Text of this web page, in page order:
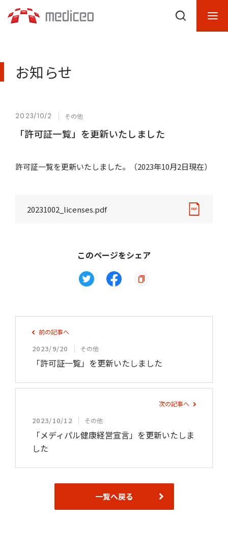
お知らせ
2023/10/2 その他
「許可証一覧」を更新いたしました
許可証一覧を更新いたしました。（2023年10月2日現在）
20231002_licenses.pdf
このページをシェア
前の記事へ
2023/9/20 その他
「許可証一覧」を更新いたしました
次の記事へ
2023/10/12 その他
「メディパル健康経営宣言」を更新いたしま
した
一覧へ戻る